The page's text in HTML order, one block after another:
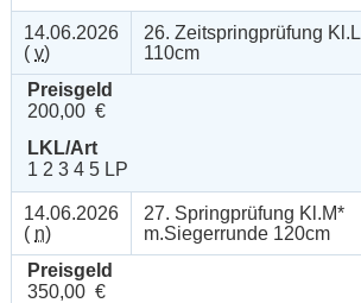
14.06.2026
( v)
26. Zeitspringprüfung Kl.L
110cm
Preisgeld
200,00 €
LKL/Art
1 2 3 4 5 LP
14.06.2026
( n)
27. Springprüfung Kl.M*
m.Siegerrunde 120cm
Preisgeld
350,00 €